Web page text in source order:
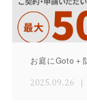
お庭にGoto＋
2025.09.26